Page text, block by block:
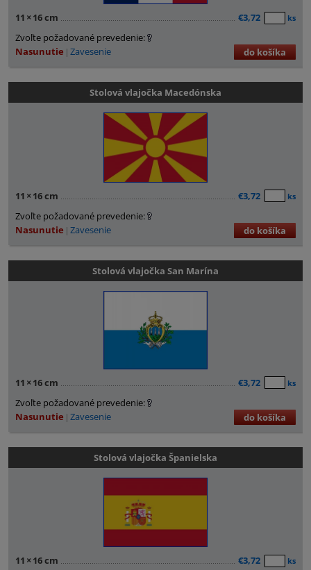
11 × 16 cm €3,72 ks
Zvoľte požadované prevedenie:
Nasunutie Zavesenie do košíka
Stolová vlajočka Macedónska
11 × 16 cm €3,72 ks
Zvoľte požadované prevedenie:
Nasunutie Zavesenie do košíka
Stolová vlajočka San Marína
11 × 16 cm €3,72 ks
Zvoľte požadované prevedenie:
Nasunutie Zavesenie do košíka
Stolová vlajočka Španielska
11 × 16 cm €3,72 ks